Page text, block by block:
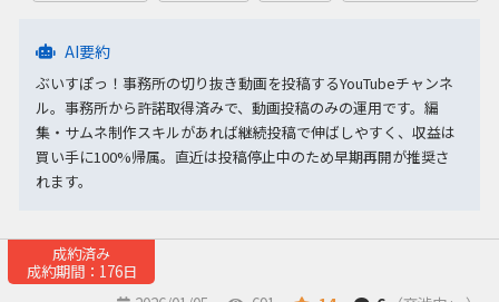
AI要約
ぶいすぽっ！事務所の切り抜き動画を投稿するYouTubeチャンネ
ル。事務所から許諾取得済みで、動画投稿のみの運用です。編
集・サムネ制作スキルがあれば継続投稿で伸ばしやすく、収益は
買い手に100%帰属。直近は投稿停止中のため早期再開が推奨さ
れます。
成約済み
成約期間：176日